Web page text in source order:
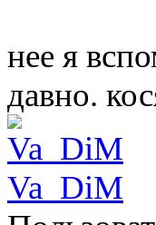
нее я
давно.
Va_DiM